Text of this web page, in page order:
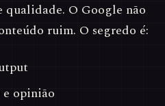
qualidade. O Google não
ruim. O segredo é:
opinião